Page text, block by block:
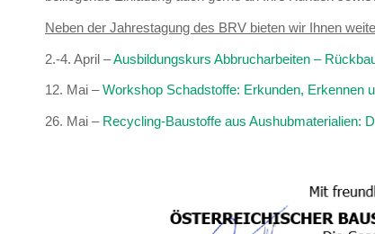
Neben der Jahrestagung des BRV bieten wir Ihnen
2.-4. April –Ausbildungskurs Abbrucharbeiten –
12. Mai –Workshop Schadstoffe: Erkunden, Erkennen
26. Mai – Recycling-Baustoffe aus Aushubmaterialien: